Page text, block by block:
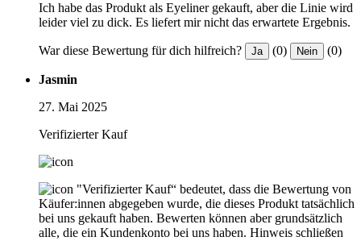
Ich habe das Produkt als Eyeliner gekauft, aber die Linie wird
leider viel zu dick. Es liefert mir nicht das erwartete Ergebnis.
War diese Bewertung für dich hilfreich? Ja (0) Nein (0)
Jasmin
27. Mai 2025
Verifizierter Kauf
"Verifizierter Kauf“ bedeutet, dass die Bewertung von
Käufer:innen abgegeben wurde, die dieses Produkt tatsächlich
bei uns gekauft haben. Bewerten können aber grundsätzlich
alle, die ein Kundenkonto bei uns haben. Hinweis schließen